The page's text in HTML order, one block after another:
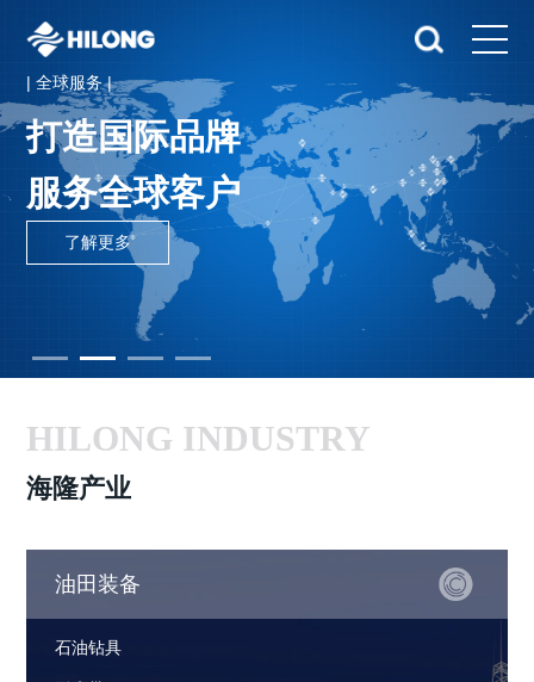
| 全球服务 |
打造国际品牌
服务全球客户
了解更多
HILONG INDUSTRY
海隆产业
油田装备
石油钻具